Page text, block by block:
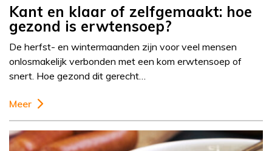
Kant en klaar of zelfgemaakt: hoe
gezond is erwtensoep?
De herfst- en wintermaanden zijn voor veel mensen
onlosmakelijk verbonden met een kom erwtensoep of
snert. Hoe gezond dit gerecht…
Meer